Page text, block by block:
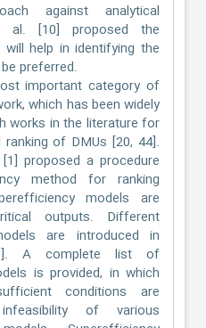
against analytical
al. [10] proposed the
help in identifying the
preferred.
category of
which has been widely
works in the literature for
of DMUs [20, 44].
proposed a procedure
method for ranking
models are
outputs. Different
are introduced in
A complete list of
is provided, in which
conditions are
of various